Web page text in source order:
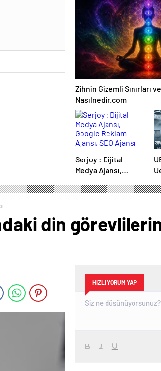
Karar Duruşmasına
Çevrildi
Zihnin Gizemli Sınırları
Nasılnedir.com
Serjoy : Dijital
Medya Ajansı,
Ajansı, SEO Ajansı
din
HIZLI YORUM YAP